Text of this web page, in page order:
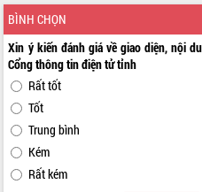
BÌNH CHỌN
Xin ý kiến đánh giá về giao diện, nội
Cổng thông tin điện tử tỉnh
Rất tốt
Tốt
Trung bình
Kém
Rất kém